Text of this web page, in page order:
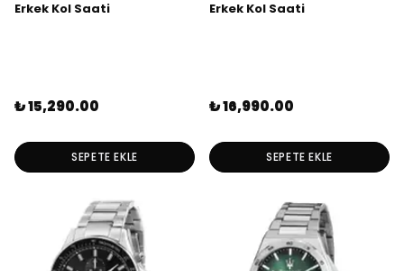
Erkek Kol Saati
₺ 15,290.00
SEPETE EKLE
Erkek Kol Saati
₺ 16,990.00
SEPETE EKLE